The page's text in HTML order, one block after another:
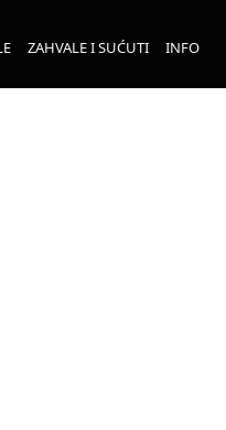
ZAHVALE I SUĆUTI INFO